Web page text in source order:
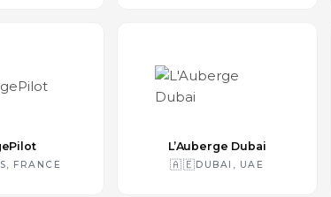
FRANCE
L’Auberge Dubai
🇦🇪DUBAI, UAE